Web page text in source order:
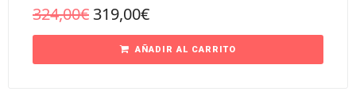
324,00€ 319,00€
AÑADIR AL CARRITO